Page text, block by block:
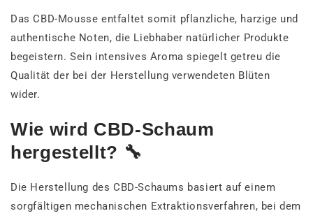
Das CBD-Mousse entfaltet somit pflanzliche, harzige und
authentische Noten, die Liebhaber natürlicher Produkte
begeistern. Sein intensives Aroma spiegelt getreu die
Qualität der bei der Herstellung verwendeten Blüten
wider.
Wie wird CBD-Schaum
hergestellt? 🔧
Die Herstellung des CBD-Schaums basiert auf einem
sorgfältigen mechanischen Extraktionsverfahren, bei dem